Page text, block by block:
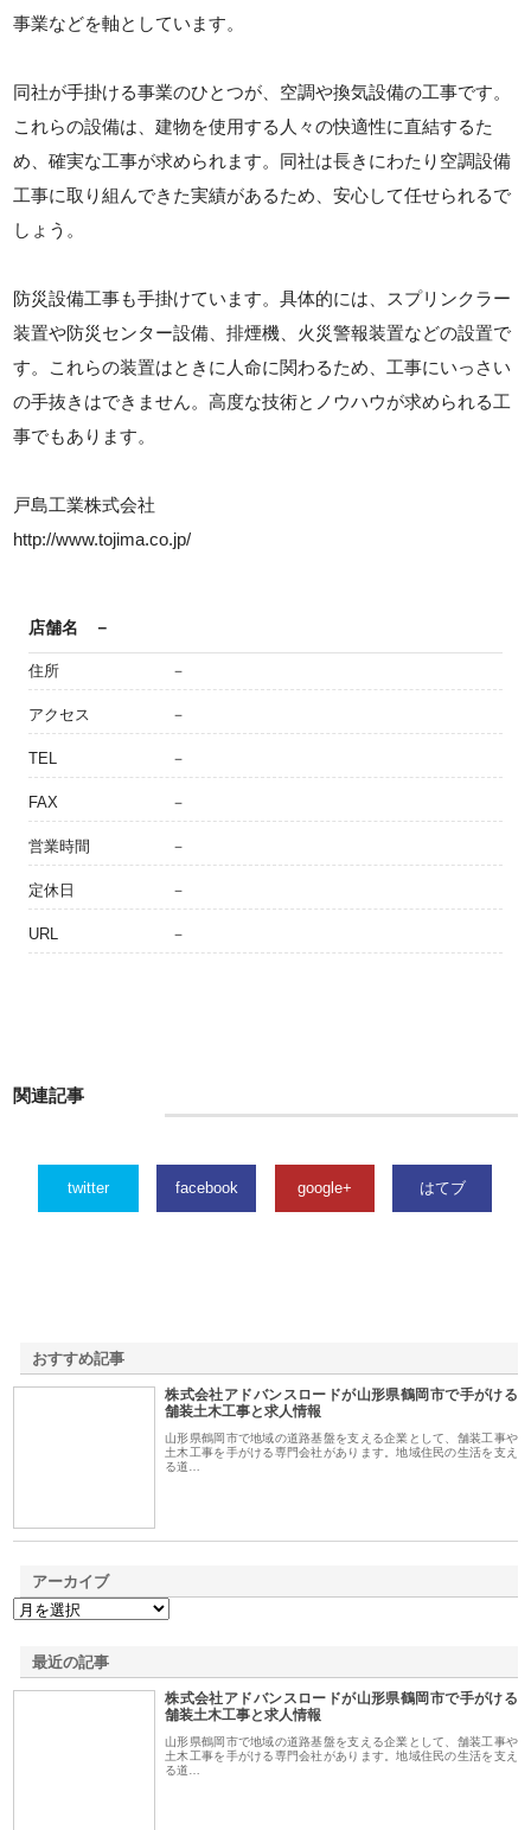
事業などを軸としています。
同社が手掛ける事業のひとつが、空調や換気設備の工事です。
これらの設備は、建物を使用する人々の快適性に直結するた
め、確実な工事が求められます。同社は長きにわたり空調設備
工事に取り組んできた実績があるため、安心して任せられるで
しょう。
防災設備工事も手掛けています。具体的には、スプリンクラー
装置や防災センター設備、排煙機、火災警報装置などの設置で
す。これらの装置はときに人命に関わるため、工事にいっさい
の手抜きはできません。高度な技術とノウハウが求められる工
事でもあります。
戸島工業株式会社
http://www.tojima.co.jp/
店舗名 －
住所 －
アクセス －
TEL －
FAX －
営業時間 －
定休日 －
URL －
関連記事
twitter facebook google+ はてブ
おすすめ記事
株式会社アドバンスロードが山形県鶴岡市で手がける
舗装土木工事と求人情報
山形県鶴岡市で地域の道路基盤を支える企業として、舗装工事や
土木工事を手がける専門会社があります。地域住民の生活を支え
る道…
アーカイブ
最近の記事
株式会社アドバンスロードが山形県鶴岡市で手がける
舗装土木工事と求人情報
山形県鶴岡市で地域の道路基盤を支える企業として、舗装工事や
土木工事を手がける専門会社があります。地域住民の生活を支え
る道…